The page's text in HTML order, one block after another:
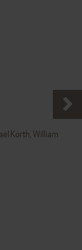
Korth, William